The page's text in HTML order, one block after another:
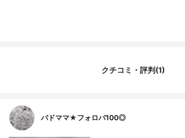
クチコミ・評判(1)
バドママ★フォロバ100◎